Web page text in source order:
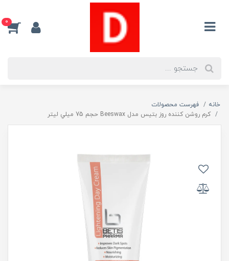
0
خانه
فهرست محصولات
کرم روشن کننده روز بتيس مدل Beeswax حجم 75 ميلي ليتر